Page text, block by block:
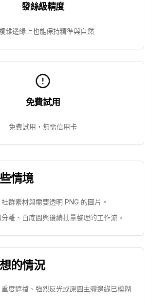
發絲級精度
雜邊緣上也能保持精準與自然
免費試用
免費試用，無需信用卡
情境
群素材與需要透明 PNG 的圖片。
離、白底圖與後續批量整理的工作流。
的情況
度遮擋、強烈反光或原圖主體邊緣已模糊